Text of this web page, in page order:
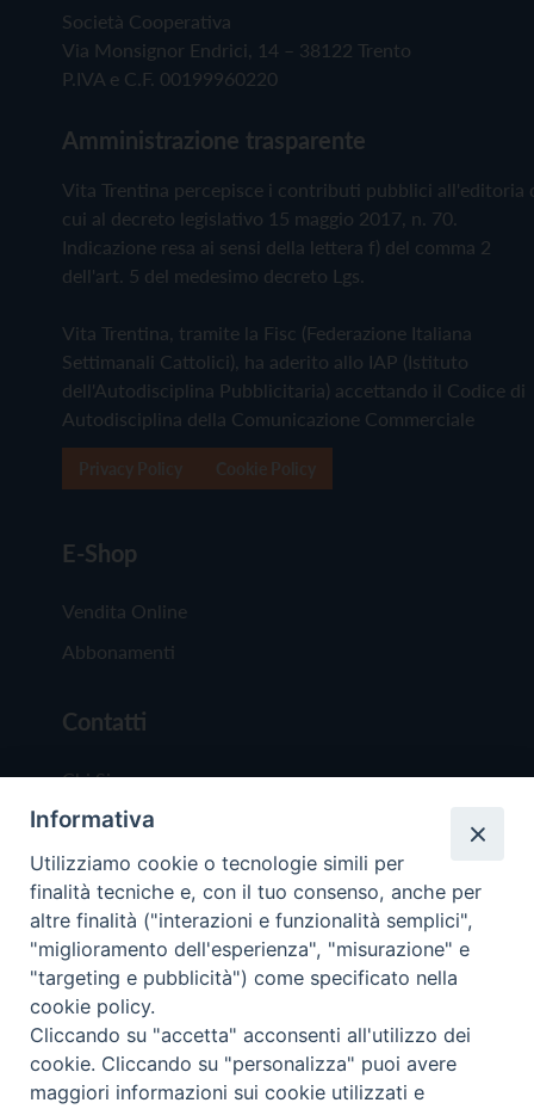
Società Cooperativa
Via Monsignor Endrici, 14 – 38122 Trento
P.IVA e C.F. 00199960220
Amministrazione trasparente
Vita Trentina percepisce i contributi pubblici all'editoria
cui al decreto legislativo 15 maggio 2017, n. 70.
Indicazione resa ai sensi della lettera f) del comma 2
dell'art. 5 del medesimo decreto Lgs.
Vita Trentina, tramite la Fisc (Federazione Italiana
Settimanali Cattolici), ha aderito allo IAP (Istituto
dell'Autodisciplina Pubblicitaria) accettando il Codice di
Autodisciplina della Comunicazione Commerciale
E-Shop
Vendita Online
Abbonamenti
Contatti
Chi Siamo
Redazione
Scrivici
Copyright © 2019 - Tutti i diritti riservati - Vita
Trentina Editrice
Privacy Policy
Informativa
Utilizziamo cookie o tecnologie simili per
finalità tecniche e, con il tuo consenso, anche per
altre finalità ("interazioni e funzionalità semplici",
"miglioramento dell'esperienza", "misurazione" e
"targeting e pubblicità") come specificato nella
cookie policy.
Cliccando su "accetta" acconsenti all'utilizzo dei
cookie. Cliccando su "personalizza" puoi avere
maggiori informazioni sui cookie utilizzati e